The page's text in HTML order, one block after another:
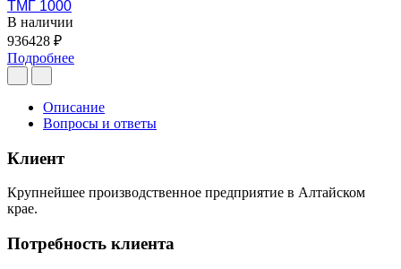
ТМГ 1000
В наличии
936428 ₽
Подробнее
Описание
Вопросы и ответы
Клиент
Крупнейшее производственное предприятие в Алтайском
крае.
Потребность клиента